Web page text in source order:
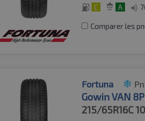
C A
Comparer les
Fortuna
Gowin VAN
215/65R16C